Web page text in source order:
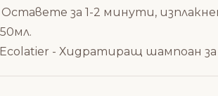
за 1-2 минути,
Ecolatier - Хидратиращ шампоан за